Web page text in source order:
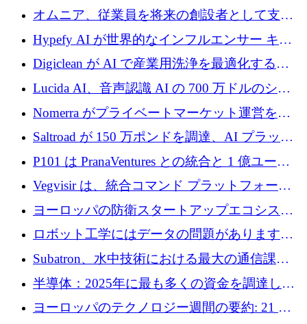
ルの資金を調達、ロンドン事務所を開設
オムニア、従業員を将来の創設者として支援
するために Firedrop でファンドを立ち上げる
Hypefy AI が世界的なインフルエンサー キャ
ンペーンを自動化するためにシリーズ A で
720 万ドルを調達
Digiclean が AI で産業用洗浄を最適化するた
めに 250 万ユーロを調達
Lucida AI、音声認識 AI の 700 万ドルのシー
ドラウンドを終了
Nomerra がプライベートマーケット運営を自
動化するために 200 万ドルを調達
Saltroad が 150 万ポンドを調達、AI プラット
フォーム Ogma を買収して子ども向け言語療
法を拡大
P101 は PranaVentures との統合と 1 億ユーロ
のファンドによりシード投資に拡大
Vegvisir は、統合コマンド プラットフォーム
を通じて関連する無人システムを接続するた
めの資金を調達します
ヨーロッパの防衛スタートアップエコシステ
ムとなったハッカソン
ロボット工学にはデータの問題があります。
Macrodata Labs はそれを解決したいと考えて
Subatron、水中技術における最大の通信課題
の 1 つに取り組むために 16 万 2,000 ユーロを
確保
半導体：2025年に最も多くの資金を調達した
10社
ヨーロッパのテクノロジー週間の要約: 21 億